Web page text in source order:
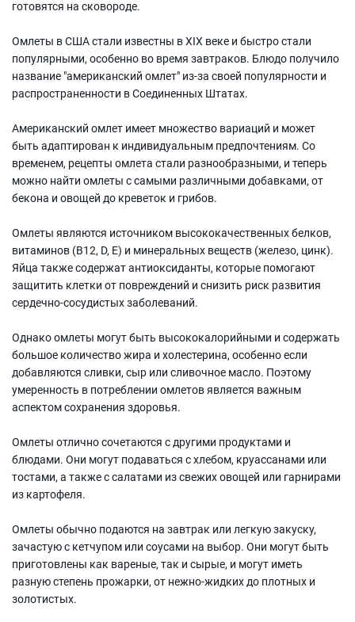
готовятся на сковороде.
Омлеты в США стали известны в XIX веке и быстро стали
популярными, особенно во время завтраков. Блюдо получило
название "американский омлет" из-за своей популярности и
распространенности в Соединенных Штатах.
Американский омлет имеет множество вариаций и может
быть адаптирован к индивидуальным предпочтениям. Со
временем, рецепты омлета стали разнообразными, и теперь
можно найти омлеты с самыми различными добавками, от
бекона и овощей до креветок и грибов.
Омлеты являются источником высококачественных белков,
витаминов (B12, D, E) и минеральных веществ (железо, цинк).
Яйца также содержат антиоксиданты, которые помогают
защитить клетки от повреждений и снизить риск развития
сердечно-сосудистых заболеваний.
Однако омлеты могут быть высококалорийными и содержать
большое количество жира и холестерина, особенно если
добавляются сливки, сыр или сливочное масло. Поэтому
умеренность в потреблении омлетов является важным
аспектом сохранения здоровья.
Омлеты отлично сочетаются с другими продуктами и
блюдами. Они могут подаваться с хлебом, круассанами или
тостами, а также с салатами из свежих овощей или гарнирами
из картофеля.
Омлеты обычно подаются на завтрак или легкую закуску,
зачастую с кетчупом или соусами на выбор. Они могут быть
приготовлены как вареные, так и сырые, и могут иметь
разную степень прожарки, от нежно-жидких до плотных и
золотистых.